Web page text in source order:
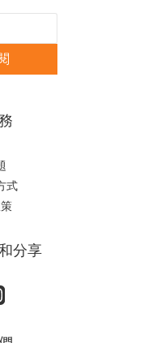
式
分享